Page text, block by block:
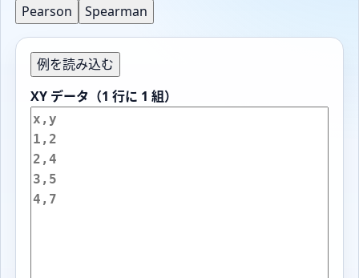
Pearson Spearman
例を読み込む
XY データ（1 行に 1 組）